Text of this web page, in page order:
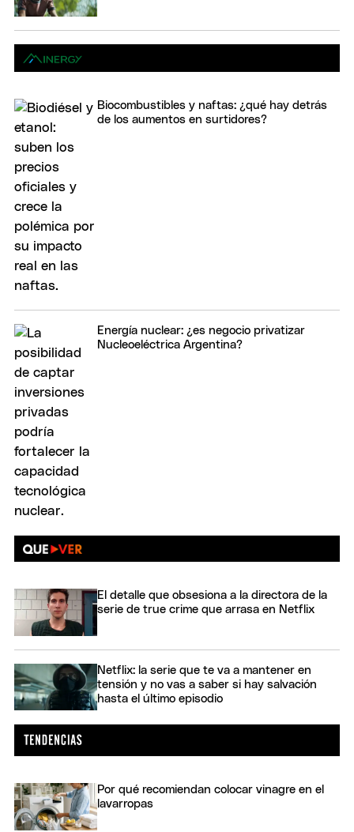
Biocombustibles y naftas: ¿qué hay detrás
de los aumentos en surtidores?
Energía nuclear: ¿es negocio privatizar
Nucleoeléctrica Argentina?
El detalle que obsesiona a la directora de la
serie de true crime que arrasa en Netflix
Netflix: la serie que te va a mantener en
tensión y no vas a saber si hay salvación
hasta el último episodio
Por qué recomiendan colocar vinagre en el
lavarropas